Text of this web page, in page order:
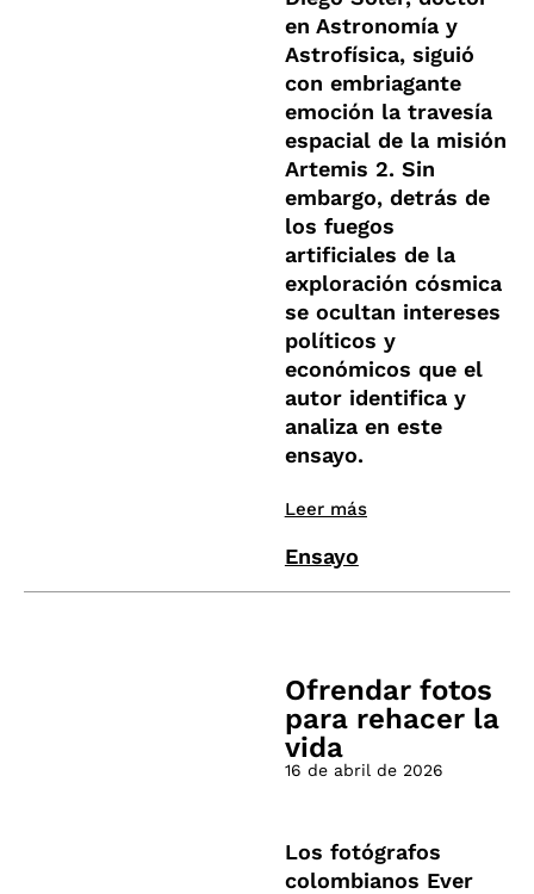
en Astronomía y
Astrofísica, siguió
con embriagante
emoción la travesía
espacial de la misión
Artemis 2. Sin
embargo, detrás de
los fuegos
artificiales de la
exploración cósmica
se ocultan intereses
políticos y
económicos que el
autor identifica y
analiza en este
ensayo.
Leer más
Ensayo
Ofrendar fotos
para rehacer la
vida
16 de abril de 2026
Los fotógrafos
colombianos Ever